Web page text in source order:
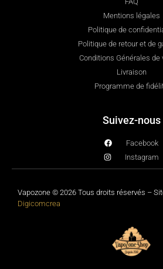
Mentions légales
Politique de
Politique de retour et de
Conditions Générales de
Livraison
Programme de
Suivez-nous
Facebook
Instagram
Vapozone © 2026 Tous droits réservés –
Digicomcrea